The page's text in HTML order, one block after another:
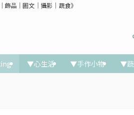
│飾品│圖文│攝影│蔬食》
▼心生活 ▼手作小物 ▼蔬